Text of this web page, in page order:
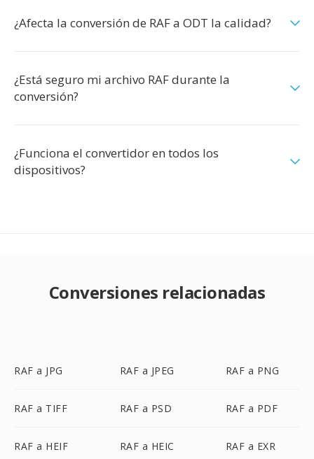
¿Afecta la conversión de RAF a ODT la calidad?
¿Está seguro mi archivo RAF durante la
conversión?
¿Funciona el convertidor en todos los
dispositivos?
Conversiones relacionadas
RAF a JPG RAF a JPEG RAF a PNG
RAF a TIFF RAF a PSD RAF a PDF
RAF a HEIF RAF a HEIC RAF a EXR